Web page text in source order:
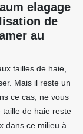
elagage
de
au
tailles de haie,
Mais il reste un
ce cas, ne vous
taille de haie reste
dans ce milieu à